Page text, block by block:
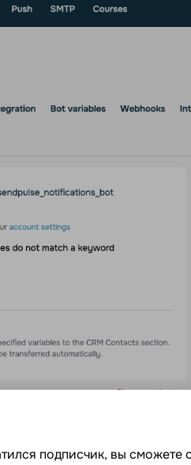
подписчик, вы сможете